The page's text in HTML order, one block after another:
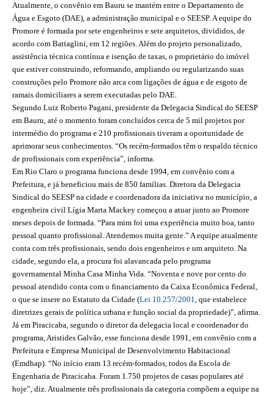
FGTS CORREÇÃO
LEGISLAÇÃO
LEI 4.950-A/1966 – PISO SALARIAL
LEI 5.194/1966 – REGULAMENTAÇÃO DA PROFISSÃO
LEI 6.496/1977 – ART
RES 1.002/2002 – CÓDIGO DE ÉTICA
HOMOLOGAÇÕES
PISO SALARIAL
FIQUE POR DENTRO
OPORTUNIDADES
CARREIRA
AUTÔNOMOS E SERVIÇOS
NEWSLETTER
Atualmente, o convênio em Bauru se mantém entre o Departamento de
Água e Esgoto (DAE), a administração municipal e o SEESP. A equipe do
Promore é formada por sete engenheiros e sete arquitetos, divididos, de
acordo com Battaglini, em 12 regiões. Além do projeto personalizado,
assistência técnica contínua e isenção de taxas, o proprietário do imóvel
que estiver construindo, reformando, ampliando ou regularizando suas
construções pelo Promore não arca com ligações de água e de esgoto de
ramais domiciliares a serem executadas pelo DAE.
Segundo Luiz Roberto Pagani, presidente da Delegacia Sindical do SEESP
em Bauru, até o momento foram concluídos cerca de 5 mil projetos por
intermédio do programa e 210 profissionais tiveram a oportunidade de
aprimorar seus conhecimentos. “Os recém-formados têm o respaldo técnico
de profissionais com experiência”, informa.
Em Rio Claro o programa funciona desde 1994, em convênio com a
Prefeitura, e já beneficiou mais de 850 famílias. Diretora da Delegacia
Sindical do SEESP na cidade e coordenadora da iniciativa no município, a
engenheira civil Lígia Marta Mackey começou a atuar junto ao Promore
meses depois de formada. “Para mim foi uma experiência muito boa, tanto
pessoal quanto profissional. Atendemos muita gente.” A equipe atualmente
conta com três profissionais, sendo dois engenheiros e um arquiteto. Na
cidade, segundo ela, a procura foi alavancada pelo programa
governamental Minha Casa Minha Vida. “Noventa e nove por cento do
pessoal atendido conta com o financiamento da Caixa Econômica Federal,
o que se insere no Estatuto da Cidade (Lei 10.257/2001, que estabelece
diretrizes gerais de política urbana e função social da propriedade)”, afirma.
Já em Piracicaba, segundo o diretor da delegacia local e coordenador do
programa, Aristides Galvão, esse funciona desde 1991, em convênio com a
Prefeitura e Empresa Municipal de Desenvolvimento Habitacional
(Emdhap). “No início eram 13 recém-formados, todos da Escola de
Engenharia de Piracicaba. Foram 1.750 projetos de casas populares até
hoje”, diz. Atualmente três profissionais da categoria compõem a equipe na